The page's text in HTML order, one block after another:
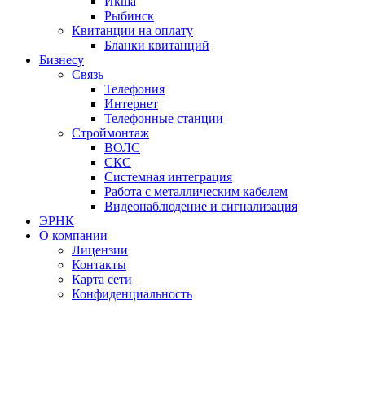
Рыбинск
Квитанции на оплату
Бланки квитанций
Бизнесу
Связь
Телефония
Интернет
Телефонные станции
Строймонтаж
ВОЛС
СКС
Системная интеграция
Работа с металлическим кабелем
Видеонаблюдение и сигнализация
ЭРНК
О компании
Лицензии
Контакты
Карта сети
Конфиденциальность